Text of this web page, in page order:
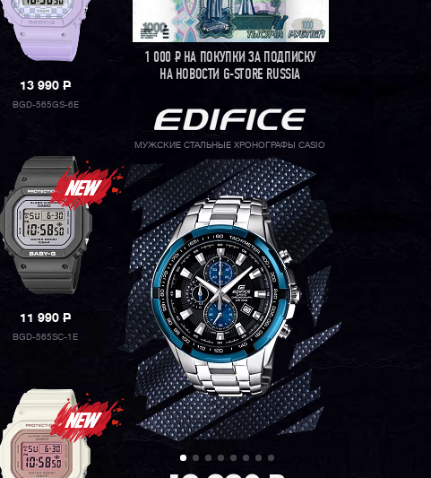
13 990P
BGD-565GS-6E
11 990P
BGD-565SC-1E
1 000РНА ПОКУПКИ ЗА ПОДПИСКУ
НА НОВОСТИ G-STORE RUSSIA
МУЖСКИЕ СТАЛЬНЫЕ ХРОНОГРАФЫ CASIO